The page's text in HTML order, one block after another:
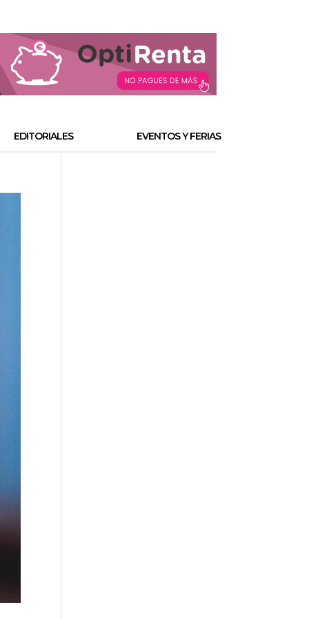
EDITORIALES EVENTOS Y FERIAS